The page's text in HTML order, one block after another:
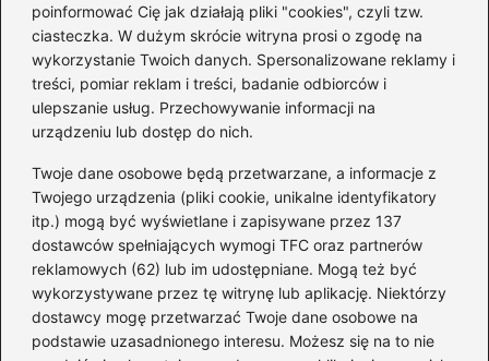
poinformować Cię jak działają pliki "cookies", czyli tzw.
ciasteczka. W dużym skrócie witryna prosi o zgodę na
wykorzystanie Twoich danych. Spersonalizowane reklamy i
treści, pomiar reklam i treści, badanie odbiorców i
ulepszanie usług. Przechowywanie informacji na
urządzeniu lub dostęp do nich.
Twoje dane osobowe będą przetwarzane, a informacje z
Twojego urządzenia (pliki cookie, unikalne identyfikatory
itp.) mogą być wyświetlane i zapisywane przez 137
dostawców spełniających wymogi TFC oraz partnerów
reklamowych (62) lub im udostępniane. Mogą też być
wykorzystywane przez tę witrynę lub aplikację. Niektórzy
dostawcy mogę przetwarzać Twoje dane osobowe na
podstawie uzasadnionego interesu. Możesz się na to nie
Jak bez stresu zmienić
adres email na Steam –
prosty przewodnik krok po
kroku
Kategorie
CS:GO(26)
FIFA(90)
Forza Horizon(22)
Gry(186)
Modyfikacje(42)